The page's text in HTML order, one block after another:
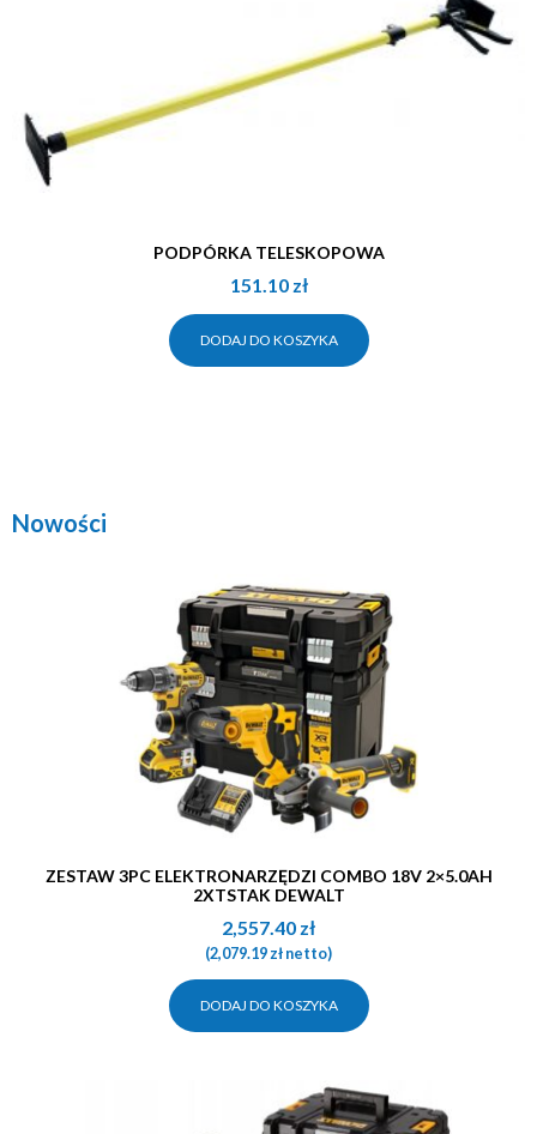
PODPÓRKA TELESKOPOWA
151.10 zł
DODAJ DO KOSZYKA
Nowości
ZESTAW 3PC ELEKTRONARZĘDZI COMBO 18V 2×5.0AH
2XTSTAK DEWALT
2,557.40 zł
(2,079.19złnetto)
DODAJ DO KOSZYKA